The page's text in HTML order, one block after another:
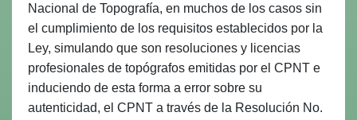
Nacional de Topografía, en muchos de los casos sin
el cumplimiento de los requisitos establecidos por la
Ley, simulando que son resoluciones y licencias
profesionales de topógrafos emitidas por el CPNT e
induciendo de esta forma a error sobre su
autenticidad, el CPNT a través de la Resolución No.